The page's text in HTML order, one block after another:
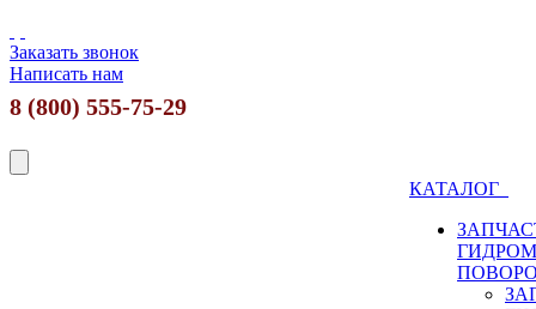
Заказать звонок
Написать нам
8 (800) 555-75-29
КАТАЛОГ